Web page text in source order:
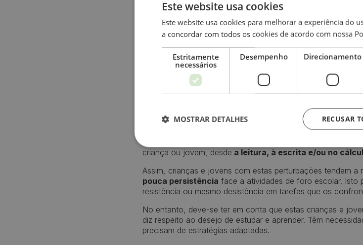
O que é uma
Aprendizagem?
combinação de fatores genéticos e ambientais, afetando a
processamento de informações.
criança ou jovem, desde a leitura, à escrita e/ou no
Assim, crianças e jovens com estas perturbações tendem a
pouca persistência face a atividades de foro escolar. Isto
resistência ou mesmo desistência em tarefas que os
No entanto, deve-se ter em conta que estas crianças e
diz respeito ao desejo de estudar e aprender. Têm
precisam de estratégias adaptadas.
Este website usa cookies
Este website usa cookies para melhorar a experiência do
a concordar com todos os cookies de acordo com nossa
Estritamente
necessários
Desempenho Direcionamento
RECUSAR
MOSTRAR DETALHES